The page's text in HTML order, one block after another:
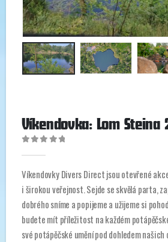
Víkendovka: Lom Steina
Víkendovky Divers Direct jsou otevřené
i širokou veřejnost. Sejde se skvělá parta,
dobrého sníme a popijeme a užijeme si
budete mít příležitost na každém
své potápěčské umění pod dohledem